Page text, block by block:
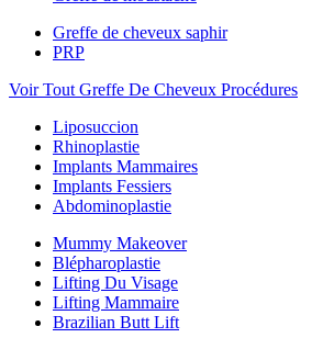
Greffe de cheveux saphir
PRP
Voir Tout Greffe De Cheveux Procédures
Liposuccion
Rhinoplastie
Implants Mammaires
Implants Fessiers
Abdominoplastie
Mummy Makeover
Blépharoplastie
Lifting Du Visage
Lifting Mammaire
Brazilian Butt Lift